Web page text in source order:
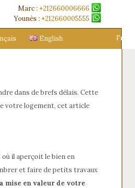
Marc : +212660006666
Younès : +212660005555
English
dans de brefs délais. Cette
votre logement, cet article
où il aperçoit le bien en
et faire de petits travaux
mise en valeur de votre